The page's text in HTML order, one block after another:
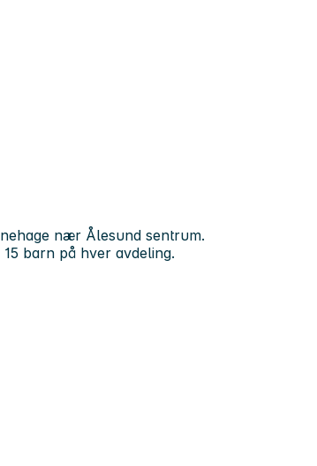
nær Ålesund sentrum.
barn på hver avdeling.